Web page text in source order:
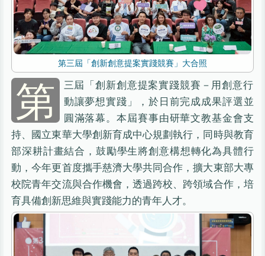
第三屆「創新創意提案實踐競賽」大合照
第
三屆「創新創意提案實踐競賽－用創意行
動讓夢想實踐」，於日前完成成果評選並
圓滿落幕。本屆賽事由研華文教基金會支
持、國立東華大學創新育成中心規劃執行，同時與教育
部深耕計畫結合，鼓勵學生將創意構想轉化為具體行
動，今年更首度攜手慈濟大學共同合作，擴大東部大專
校院青年交流與合作機會，透過跨校、跨領域合作，培
育具備創新思維與實踐能力的青年人才。